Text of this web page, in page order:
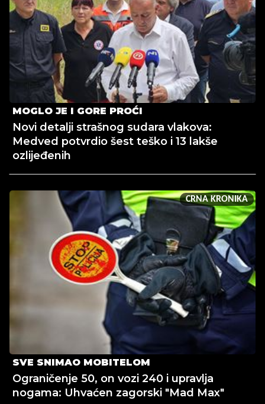
MOGLO JE I GORE PROĆI
Novi detalji strašnog sudara vlakova:
Medved potvrdio šest teško i 13 lakše
ozlijeđenih
CRNA KRONIKA
SVE SNIMAO MOBITELOM
Ograničenje 50, on vozi 240 i upravlja
nogama: Uhvaćen zagorski "Mad Max"